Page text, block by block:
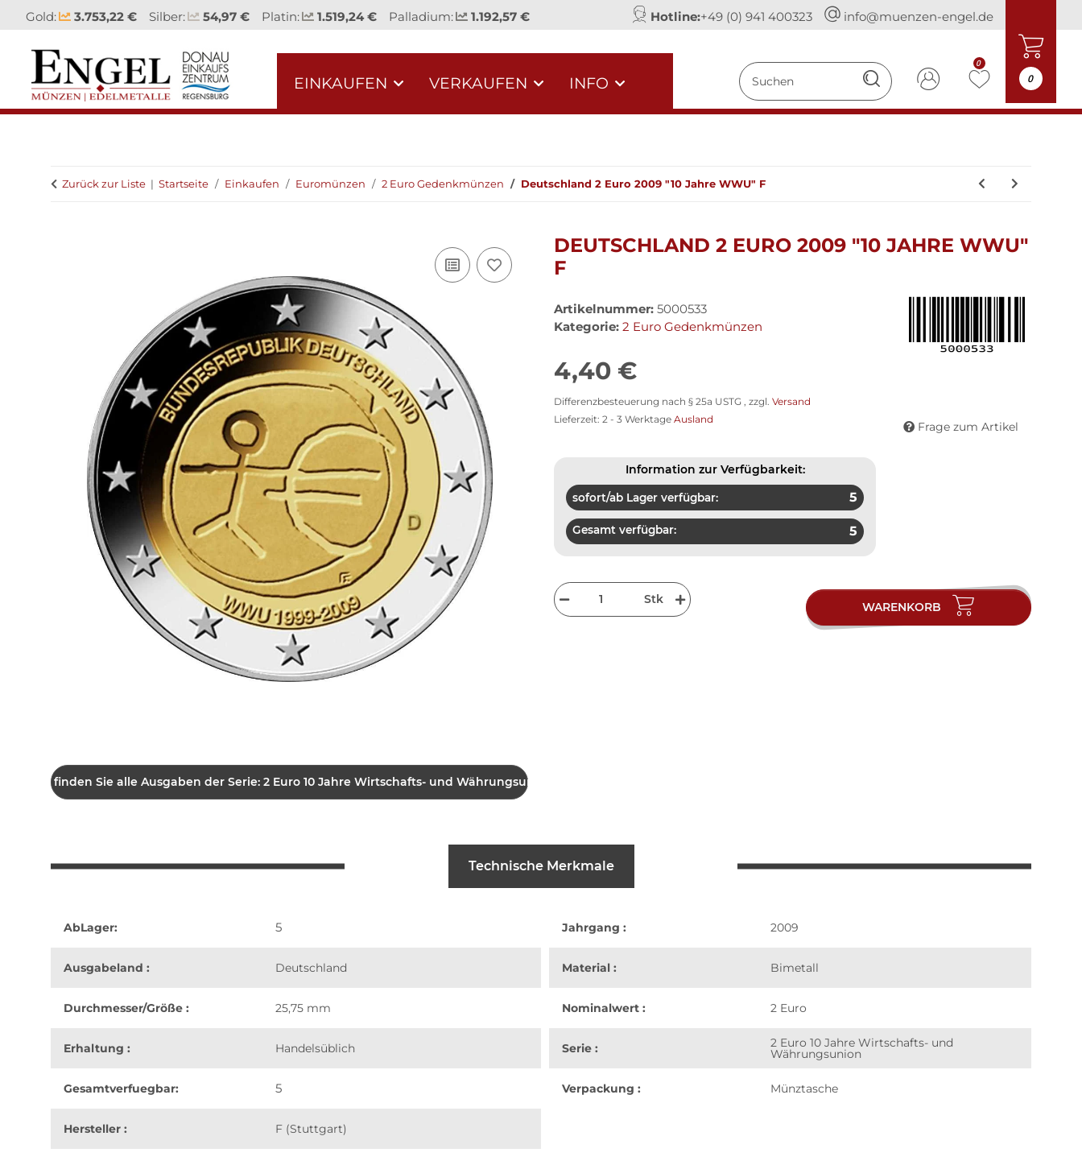
Gold: 3.753,22 € Silber: 54,97 € Platin: 1.519,24 € Palladium: 1.192,57 € Hotline:+49 (0) 941 400323 info@muenzen-engel.de
0
0
EINKAUFEN VERKAUFEN INFO
Zurück zur Liste Startseite Einkaufen Euromünzen 2 Euro Gedenkmünzen Deutschland 2 Euro 2009 "10 Jahre WWU" F
Hier finden Sie alle Ausgaben der Serie: 2 Euro 10 Jahre Wirtschafts- und Währungsunion
DEUTSCHLAND 2 EURO 2009 "10 JAHRE WWU"
F
Artikelnummer: 5000533
Kategorie: 2 Euro Gedenkmünzen
4,40 €
Differenzbesteuerung nach § 25a USTG , zzgl. Versand
Lieferzeit: 2 - 3 Werktage Ausland
Frage zum Artikel
Information zur Verfügbarkeit:
sofort/ab Lager verfügbar: 5
Gesamt verfügbar: 5
Stk
WARENKORB
Technische Merkmale
AbLager: 5
Ausgabeland : Deutschland
Durchmesser/Größe : 25,75 mm
Erhaltung : Handelsüblich
Gesamtverfuegbar: 5
Hersteller : F (Stuttgart)
Jahrgang : 2009
Material : Bimetall
Nominalwert : 2 Euro
Serie : 2 Euro 10 Jahre Wirtschafts- und
Währungsunion
Verpackung : Münztasche